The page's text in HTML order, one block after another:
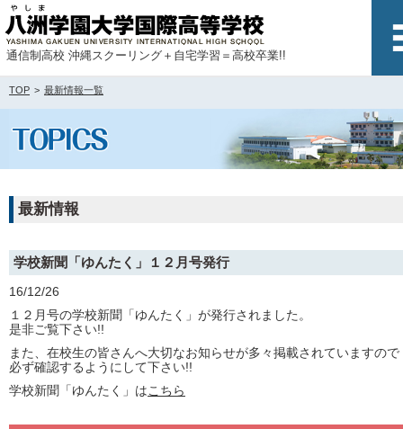
通信制高校 沖縄スクーリング＋自宅学習＝高校卒業!!
TOP 最新情報一覧
最新情報
学校新聞「ゆんたく」１２月号発行
16/12/26
１２月号の学校新聞「ゆんたく」が発行されました。
是非ご覧下さい!!
また、在校生の皆さんへ大切なお知らせが多々掲載されていますので
必ず確認するようにして下さい!!
学校新聞「ゆんたく」はこちら